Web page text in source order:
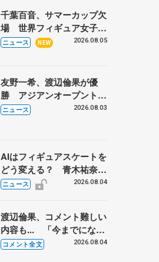
トロフィーフリー後】
千葉百音、サマーカップ欠
場 世界フィギュア女子2
位
ニュース NEW 2026.08.05
友野一希、渡辺倫果が優
勝 アジアンオープントロ
フィー
ニュース 2026.08.03
AIはフィギュアスケートを
どう変える？ 青木祐奈と
考える採点、トレーニング
ニュース 2026.08.04
渡辺倫果、コメント難しい
内容も... 「今までにない
くらい早めに仕上げられて
コメント全文 2026.08.04